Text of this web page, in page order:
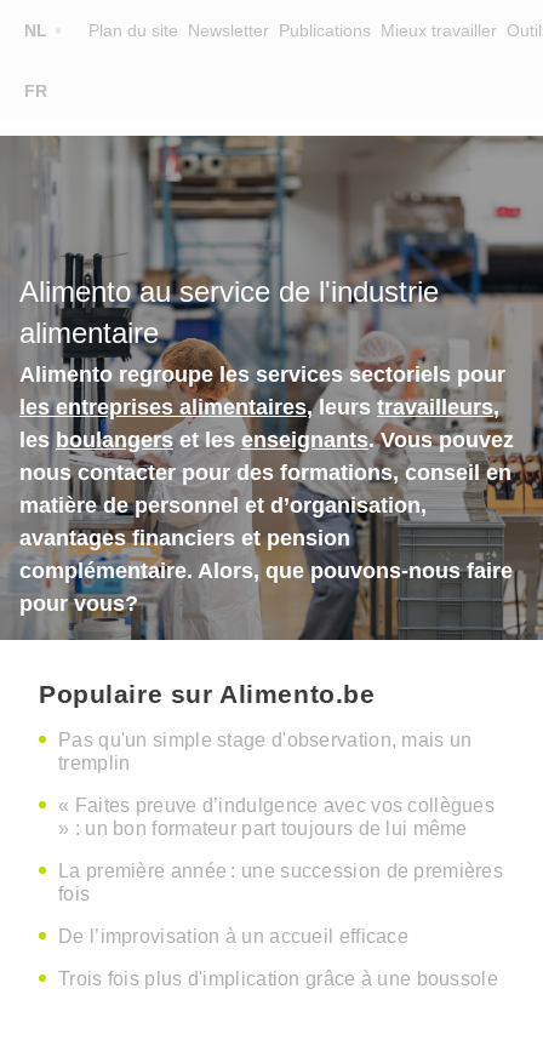
NL
FR
Plan du site Newsletter Publications Mieux travailler
Main
FORMATEURS
SUR ALIMENTO
EQUIPE
CONTACT
CHERCHER UNE FORMATION
Alimento au service de l'industrie
alimentaire
Alimento regroupe les services sectoriels pour
les entreprises alimentaires, leurs travailleurs,
les boulangerset les enseignants. Vous pouvez
nous contacter pour des formations, conseil en
matière de personnel et d’organisation,
avantages financiers et pension
complémentaire. Alors, que pouvons-nous faire
pour vous?
Populaire sur Alimento.be
Pas qu'un simple stage d'observation, mais un
tremplin
« Faites preuve d’indulgence avec vos collègues
» : un bon formateur part toujours de lui même
La première année : une succession de premières
fois
De l’improvisation à un accueil efficace
Trois fois plus d'implication grâce à une boussole